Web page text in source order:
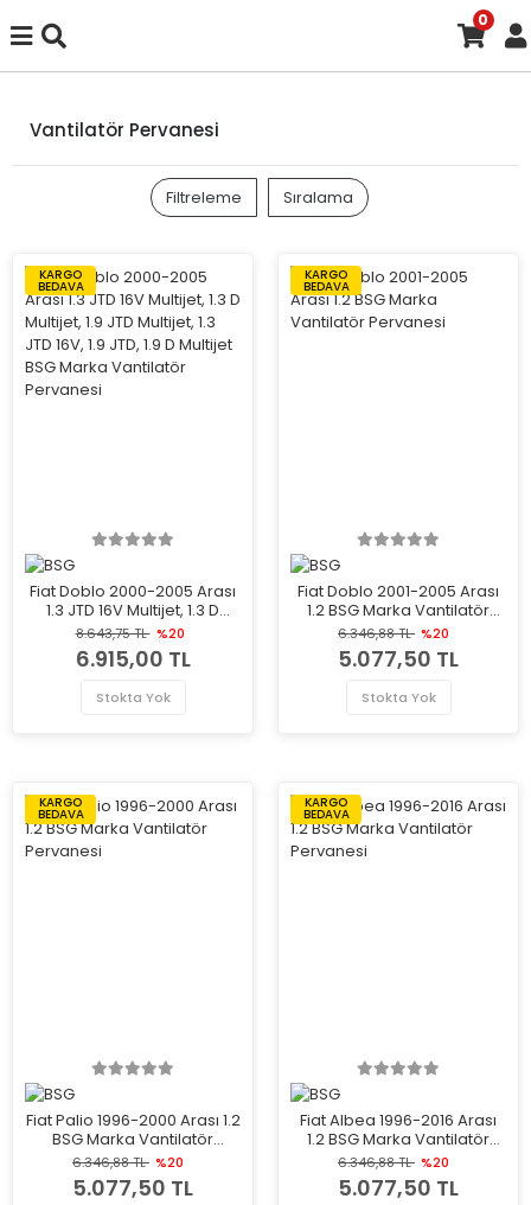
0
Vantilatör Pervanesi
Filtreleme Sıralama
KARGO
BEDAVA
Fiat Doblo 2000-2005 Arası
1.3 JTD 16V Multijet, 1.3 D
Multijet, 1.9 JTD Multijet, 1.3
JTD 16V, 1.9 JTD, 1.9 D Multijet
BSG Marka Vantilatör
8.643,75 TL %20
6.915,00 TL
Stokta Yok
KARGO
BEDAVA
Fiat Doblo 2001-2005 Arası
1.2 BSG Marka Vantilatör
Pervanesi
6.346,88 TL %20
5.077,50 TL
Stokta Yok
KARGO
BEDAVA
Fiat Palio 1996-2000 Arası 1.2
BSG Marka Vantilatör
Pervanesi
6.346,88 TL %20
5.077,50 TL
KARGO
BEDAVA
Fiat Albea 1996-2016 Arası
1.2 BSG Marka Vantilatör
Pervanesi
6.346,88 TL %20
5.077,50 TL